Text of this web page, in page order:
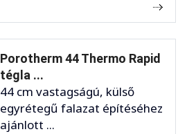
Porotherm 44 Thermo Rapid
tégla ...
44 cm vastagságú, külső
egyrétegű falazat építéséhez
ajánlott ...